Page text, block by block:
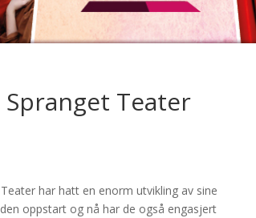
Teater
har hatt en enorm utvikling av sine
oppstart og nå har de også engasjert